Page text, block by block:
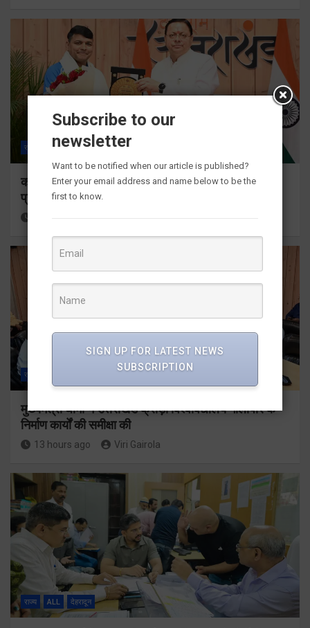
राज्य ALL देहरादून
कॉमनवेल्थ गेम्स 2026 के उत्तराखंड के पदक विजेताओं और
प्रशिक्षकों को मुख्यमंत्री धामी ने किया सम्मानित
राज्य
मुख्यमंत्री धामी ने उत्तराखंड क्रीड़ा विश्वविद्यालय गौलापार के
निर्माण कार्यों की समीक्षा की
13 hours ago Viri Gairola
राज्य ALL देहरादून
Subscribe to our
newsletter
Want to be notified when our article is published?
Enter your email address and name below to be the
first to know.
SIGN UP FOR LATEST NEWS
SUBSCRIPTION